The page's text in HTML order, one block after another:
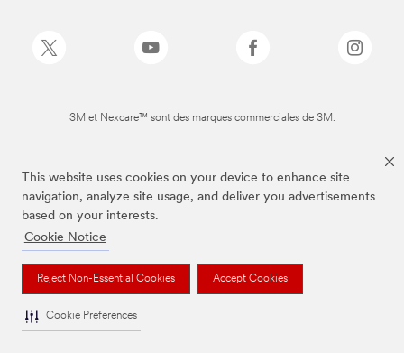
This website uses cookies on your device to enhance site
navigation, analyze site usage, and deliver you advertisements
based on your interests.
Cookie Notice
Reject Non-Essential Cookies Accept Cookies
Cookie Preferences
3M et Nexcare™ sont des marques commerciales de 3M.